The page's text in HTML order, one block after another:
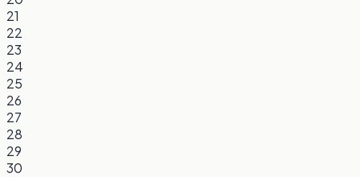
21
22
23
24
25
26
27
28
29
30